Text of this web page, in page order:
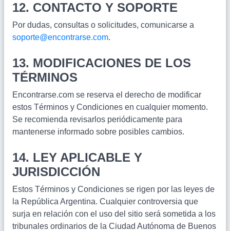
12. CONTACTO Y SOPORTE
Por dudas, consultas o solicitudes, comunicarse a
soporte@encontrarse.com.
13. MODIFICACIONES DE LOS
TÉRMINOS
Encontrarse.com se reserva el derecho de modificar
estos Términos y Condiciones en cualquier momento.
Se recomienda revisarlos periódicamente para
mantenerse informado sobre posibles cambios.
14. LEY APLICABLE Y
JURISDICCIÓN
Estos Términos y Condiciones se rigen por las leyes de
la República Argentina. Cualquier controversia que
surja en relación con el uso del sitio será sometida a los
tribunales ordinarios de la Ciudad Autónoma de Buenos